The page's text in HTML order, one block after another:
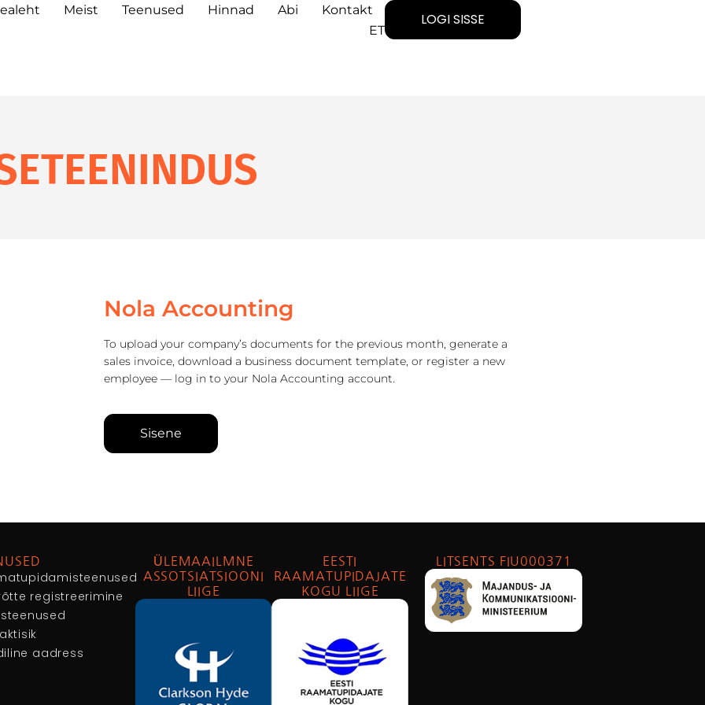
Meist Teenused Hinnad Abi
Kontakt
ET
LOGI SISSE
Nola Accounting
To upload your company’s documents for the previous month, generate a
sales invoice, download a business document template, or register a new
employee — log in to your Nola Accounting account.
Sisene
registreerimine
aadress
ÜLEMAAILMNE
ASSOTSIATSIOONI
LIIGE
EESTI
RAAMATUPIDAJATE
KOGU LIIGE
LITSENTS FIU000371